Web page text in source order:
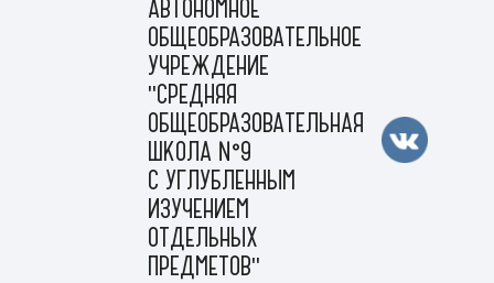
АВТОНОМНОЕ
ОБЩЕОБРАЗОВАТЕЛЬНОЕ
УЧРЕЖДЕНИЕ
"СРЕДНЯЯ
ОБЩЕОБРАЗОВАТЕЛЬНАЯ
ШКОЛА №9
С УГЛУБЛЕННЫМ
ИЗУЧЕНИЕМ
ОТДЕЛЬНЫХ
ПРЕДМЕТОВ"